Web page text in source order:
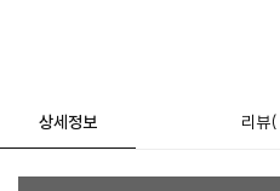
상세정보 리뷰